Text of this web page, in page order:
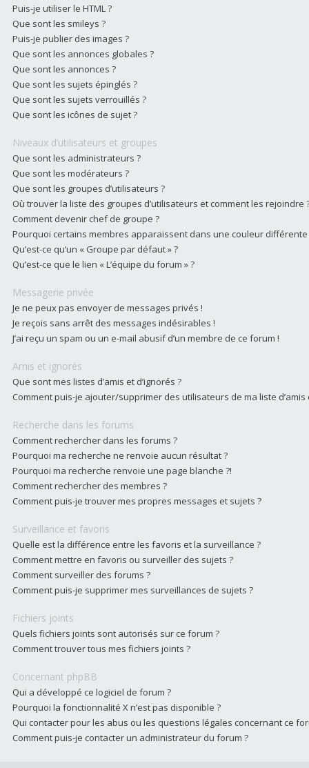
Puis-je utiliser le HTML ?
Que sont les smileys ?
Puis-je publier des images ?
Que sont les annonces globales ?
Que sont les annonces ?
Que sont les sujets épinglés ?
Que sont les sujets verrouillés ?
Que sont les icônes de sujet ?
Niveaux d’utilisateurs et groupes
Que sont les administrateurs ?
Que sont les modérateurs ?
Que sont les groupes d’utilisateurs ?
Où trouver la liste des groupes d’utilisateurs et comment les rejoindre
Comment devenir chef de groupe ?
Pourquoi certains membres apparaissent dans une couleur différente
Qu’est-ce qu’un « Groupe par défaut » ?
Qu’est-ce que le lien « L’équipe du forum » ?
Messagerie privée
Je ne peux pas envoyer de messages privés !
Je reçois sans arrêt des messages indésirables !
J’ai reçu un spam ou un e-mail abusif d’un membre de ce forum !
Amis et ignorés
Que sont mes listes d’amis et d’ignorés ?
Comment puis-je ajouter/supprimer des utilisateurs de ma liste d’amis
Recherche dans les forums
Comment rechercher dans les forums ?
Pourquoi ma recherche ne renvoie aucun résultat ?
Pourquoi ma recherche renvoie une page blanche ?!
Comment rechercher des membres ?
Comment puis-je trouver mes propres messages et sujets ?
Surveillance et favoris
Quelle est la différence entre les favoris et la surveillance ?
Comment mettre en favoris ou surveiller des sujets ?
Comment surveiller des forums ?
Comment puis-je supprimer mes surveillances de sujets ?
Fichiers joints
Quels fichiers joints sont autorisés sur ce forum ?
Comment trouver tous mes fichiers joints ?
Concernant phpBB
Qui a développé ce logiciel de forum ?
Pourquoi la fonctionnalité X n’est pas disponible ?
Qui contacter pour les abus ou les questions légales concernant ce
Comment puis-je contacter un administrateur du forum ?